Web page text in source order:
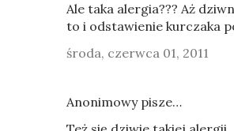
Ale taka alergia??? Aż
to i odstawienie kurczaka
środa, czerwca 01, 2011
Anonimowy pisze…